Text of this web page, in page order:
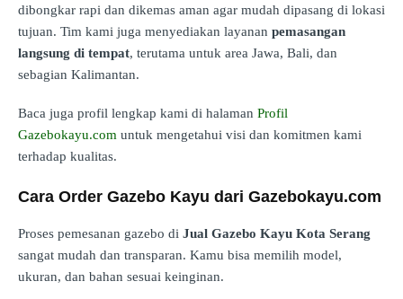
dibongkar rapi dan dikemas aman agar mudah dipasang di lokasi
tujuan. Tim kami juga menyediakan layanan pemasangan
langsung di tempat, terutama untuk area Jawa, Bali, dan
sebagian Kalimantan.
Baca juga profil lengkap kami di halaman Profil
Gazebokayu.com untuk mengetahui visi dan komitmen kami
terhadap kualitas.
Cara Order Gazebo Kayu dari Gazebokayu.com
Proses pemesanan gazebo di Jual Gazebo Kayu Kota Serang
sangat mudah dan transparan. Kamu bisa memilih model,
ukuran, dan bahan sesuai keinginan.